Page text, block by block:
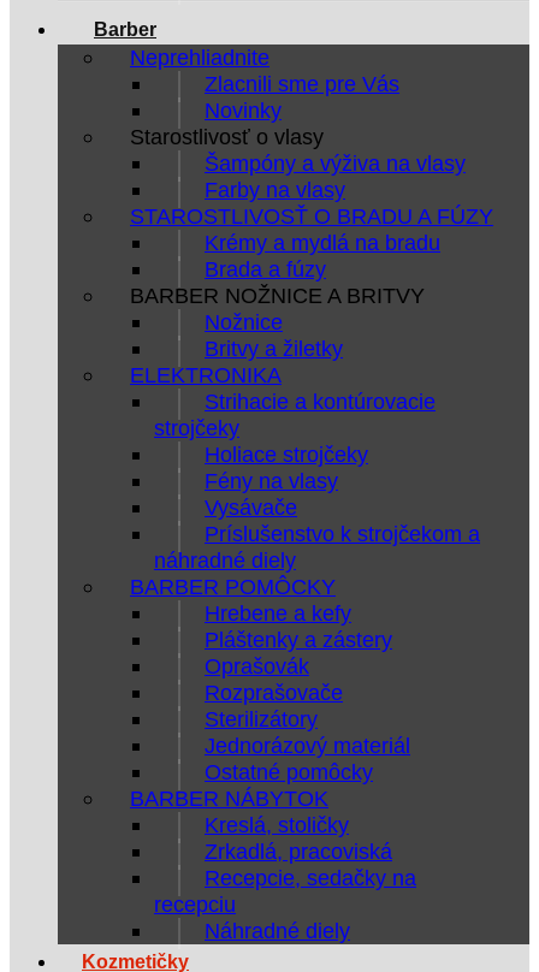
Barber
Neprehliadnite
Zlacnili sme pre Vás
Novinky
Starostlivosť o vlasy
Šampóny a výživa na vlasy
Farby na vlasy
STAROSTLIVOSŤ O BRADU A FÚZY
Krémy a mydlá na bradu
Brada a fúzy
BARBER NOŽNICE A BRITVY
Nožnice
Britvy a žiletky
ELEKTRONIKA
Strihacie a kontúrovacie
strojčeky
Holiace strojčeky
Fény na vlasy
Vysávače
Príslušenstvo k strojčekom a
náhradné diely
BARBER POMÔCKY
Hrebene a kefy
Pláštenky a zástery
Oprašovák
Rozprašovače
Sterilizátory
Jednorázový materiál
Ostatné pomôcky
BARBER NÁBYTOK
Kreslá, stoličky
Zrkadlá, pracoviská
Recepcie, sedačky na
recepciu
Náhradné diely
Kozmetičky